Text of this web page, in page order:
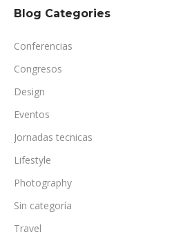
Blog Categories
Conferencias
Congresos
Design
Eventos
Jornadas tecnicas
Lifestyle
Photography
Sin categoría
Travel